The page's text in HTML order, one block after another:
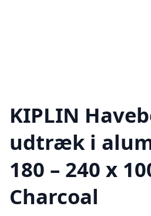
KIPLIN
udtræk i
180 – 240 x
Charcoal